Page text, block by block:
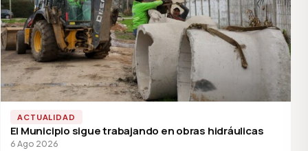
ACTUALIDAD
El Municipio sigue trabajando en obras hidráulicas
6 Ago 2026